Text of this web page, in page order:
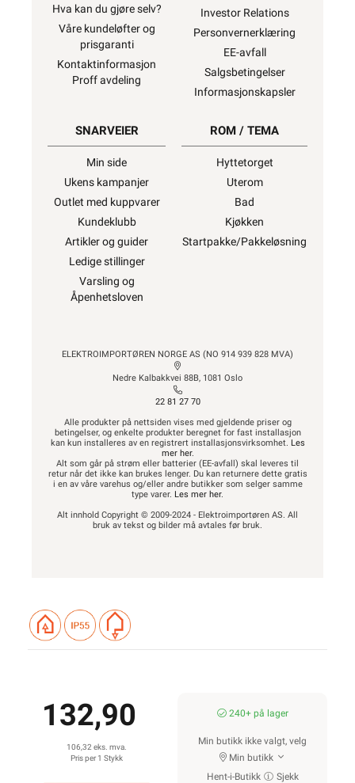
Hva kan du gjøre selv?
Våre kundeløfter og
prisgaranti
Kontaktinformasjon
Proff avdeling
Investor Relations
Personvernerklæring
EE-avfall
Salgsbetingelser
Informasjonskapsler
SNARVEIER
Min side
Ukens kampanjer
Outlet med kuppvarer
Kundeklubb
Artikler og guider
Ledige stillinger
Varsling og
Åpenhetsloven
ROM / TEMA
Hyttetorget
Uterom
Bad
Kjøkken
Startpakke/Pakkeløsning
ELEKTROIMPORTØREN NORGE AS (NO 914 939 828 MVA)
Nedre Kalbakkvei 88B, 1081 Oslo
22 81 27 70
Alle produkter på nettsiden vises med gjeldende priser og
betingelser, og enkelte produkter beregnet for fast installasjon
kan kun installeres av en registrert installasjonsvirksomhet. Les
mer her.
Alt som går på strøm eller batterier (EE-avfall) skal leveres til
retur når det ikke kan brukes lenger. Du kan returnere dette gratis
i en av våre varehus og/eller andre butikker som selger samme
type varer. Les mer her.
Alt innhold Copyright © 2009-2024 - Elektroimportøren AS. All
bruk av tekst og bilder må avtales før bruk.
132,90
106,32 eks. mva.
Pris per 1 Stykk
240+ på lager
Min butikk ikke valgt, velg
Min butikk
Hent-i-Butikk
Sjekk